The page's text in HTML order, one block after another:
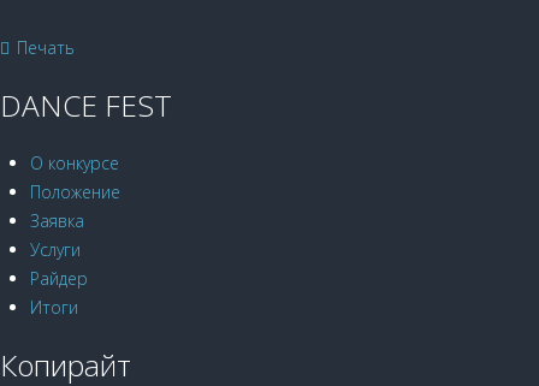
Печать
DANCE FEST
О конкурсе
Положение
Заявка
Услуги
Райдер
Итоги
Копирайт